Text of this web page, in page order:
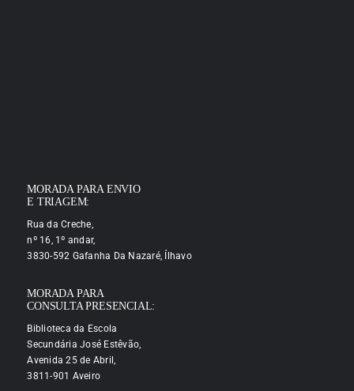
MORADA PARA ENVIO
E TRIAGEM:
Rua da Creche,
nº 16, 1º andar,
3830-592 Gafanha Da Nazaré, Ílhavo
MORADA PARA
CONSULTA PRESENCIAL:
Biblioteca da Escola
Secundária José Estêvão,
Avenida 25 de Abril,
3811-901 Aveiro